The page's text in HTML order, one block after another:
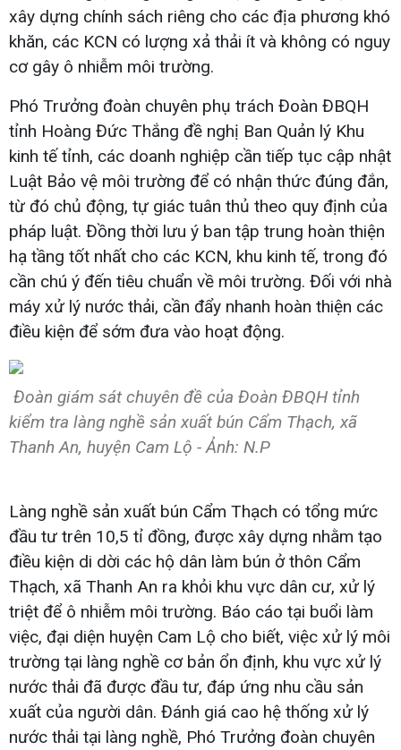
xây dựng chính sách riêng cho các địa phương khó
khăn, các KCN có lượng xả thải ít và không có nguy
cơ gây ô nhiễm môi trường.
Phó Trưởng đoàn chuyên phụ trách Đoàn ĐBQH
tỉnh Hoàng Đức Thắng đề nghị Ban Quản lý Khu
kinh tế tỉnh, các doanh nghiệp cần tiếp tục cập nhật
Luật Bảo vệ môi trường để có nhận thức đúng đắn,
từ đó chủ động, tự giác tuân thủ theo quy định của
pháp luật. Đồng thời lưu ý ban tập trung hoàn thiện
hạ tầng tốt nhất cho các KCN, khu kinh tế, trong đó
cần chú ý đến tiêu chuẩn về môi trường. Đối với nhà
máy xử lý nước thải, cần đẩy nhanh hoàn thiện các
điều kiện để sớm đưa vào hoạt động.
Đoàn giám sát chuyên đề của Đoàn ĐBQH tỉnh
kiểm tra làng nghề sản xuất bún Cẩm Thạch, xã
Thanh An, huyện Cam Lộ - Ảnh: N.P
Làng nghề sản xuất bún Cẩm Thạch có tổng mức
đầu tư trên 10,5 tỉ đồng, được xây dựng nhằm tạo
điều kiện di dời các hộ dân làm bún ở thôn Cẩm
Thạch, xã Thanh An ra khỏi khu vực dân cư, xử lý
triệt để ô nhiễm môi trường. Báo cáo tại buổi làm
việc, đại diện huyện Cam Lộ cho biết, việc xử lý môi
trường tại làng nghề cơ bản ổn định, khu vực xử lý
nước thải đã được đầu tư, đáp ứng nhu cầu sản
xuất của người dân. Đánh giá cao hệ thống xử lý
nước thải tại làng nghề, Phó Trưởng đoàn chuyên